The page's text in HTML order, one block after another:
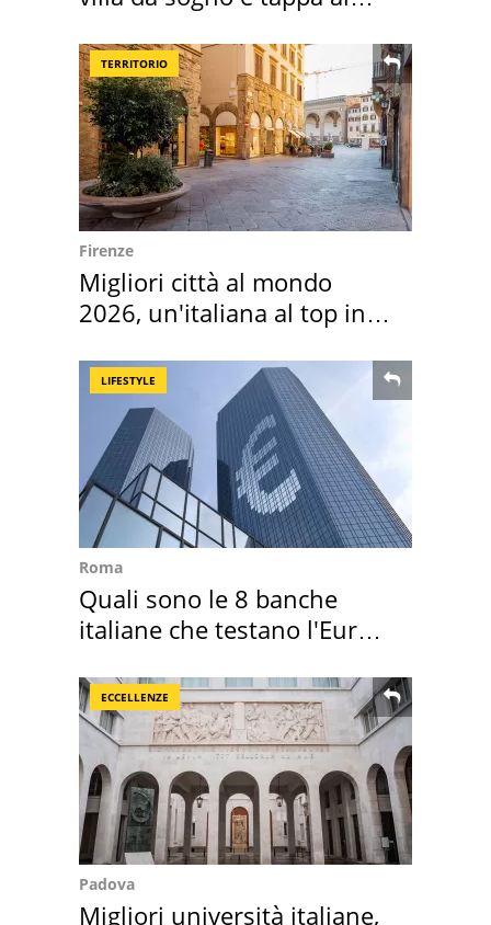
TERRITORIO
Firenze
Migliori città al mondo
2026, un'italiana al top in
LIFESTYLE
Roma
Quali sono le 8 banche
italiane che testano l'Euro
ECCELLENZE
Padova
Migliori università italiane,